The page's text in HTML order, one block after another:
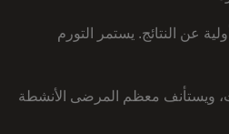
عن النتائج. يستمر التورم
الكدمات، ويستأنف معظم المرضى الأنشطة